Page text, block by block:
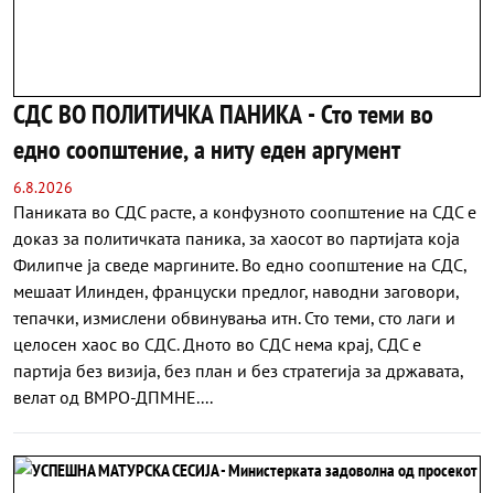
СДС ВО ПОЛИТИЧКА ПАНИКА - Сто теми во
едно соопштение, а ниту еден аргумент
6.8.2026
Паниката во СДС расте, а конфузното соопштение на СДС е
доказ за политичката паника, за хаосот во партијата која
Филипче ја сведе маргините. Во едно соопштение на СДС,
мешаат Илинден, француски предлог, наводни заговори,
тепачки, измислени обвинувања итн. Сто теми, сто лаги и
целосен хаос во СДС. Дното во СДС нема крај, СДС е
партија без визија, без план и без стратегија за државата,
велат од ВМРО-ДПМНЕ....